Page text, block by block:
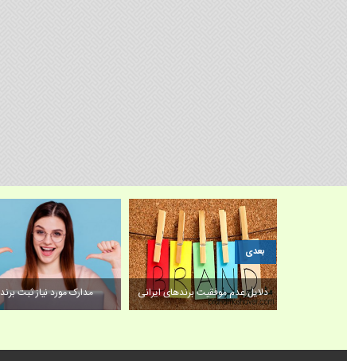
مدارک مورد نیاز ثبت برند دلایل عدم موفقیت برندهای ایرانی
بعدی